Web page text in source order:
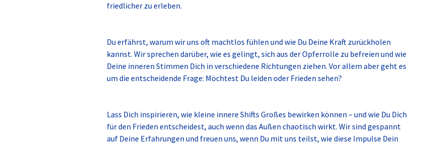
friedlicher zu erleben.
Du erfährst, warum wir uns oft machtlos fühlen und wie Du Deine Kraft zurückholen
kannst. Wir sprechen darüber, wie es gelingt, sich aus der Opferrolle zu befreien und wie
Deine inneren Stimmen Dich in verschiedene Richtungen ziehen. Vor allem aber geht es
um die entscheidende Frage: Möchtest Du leiden oder Frieden sehen?
Lass Dich inspirieren, wie kleine innere Shifts Großes bewirken können – und wie Du Dich
für den Frieden entscheidest, auch wenn das Außen chaotisch wirkt. Wir sind gespannt
auf Deine Erfahrungen und freuen uns, wenn Du mit uns teilst, wie diese Impulse Dein